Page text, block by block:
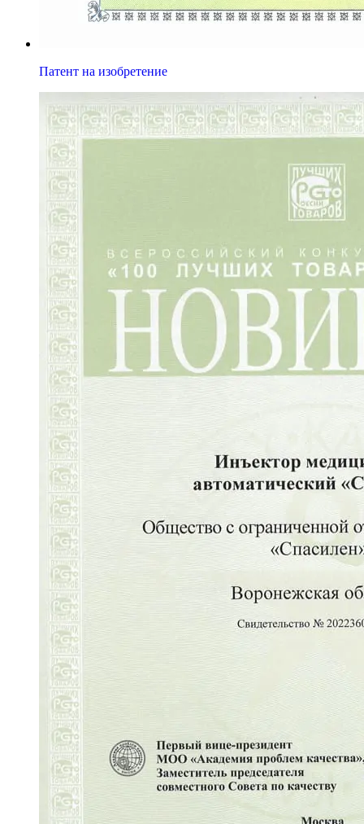
Патент на изобретение